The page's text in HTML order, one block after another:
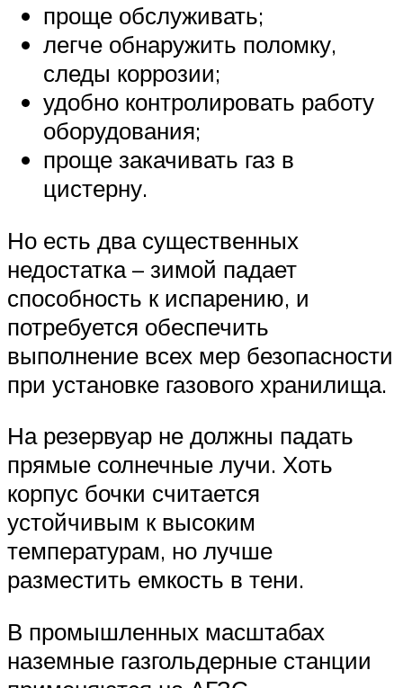
проще обслуживать;
легче обнаружить поломку,
следы коррозии;
удобно контролировать работу
оборудования;
проще закачивать газ в
цистерну.
Но есть два существенных
недостатка – зимой падает
способность к испарению, и
потребуется обеспечить
выполнение всех мер безопасности
при установке газового хранилища.
На резервуар не должны падать
прямые солнечные лучи. Хоть
корпус бочки считается
устойчивым к высоким
температурам, но лучше
разместить емкость в тени.
В промышленных масштабах
наземные газгольдерные станции